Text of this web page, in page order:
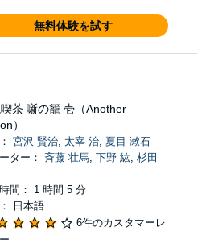
無料体験を試す
茶 噺の籠 壱（Another
）
宮沢 賢治, 太宰 治, 夏目 漱石
ター： 斉藤 壮馬, 下野 紘, 杉田
間： 1 時間 5 分
日本語
6件のカスタマーレ